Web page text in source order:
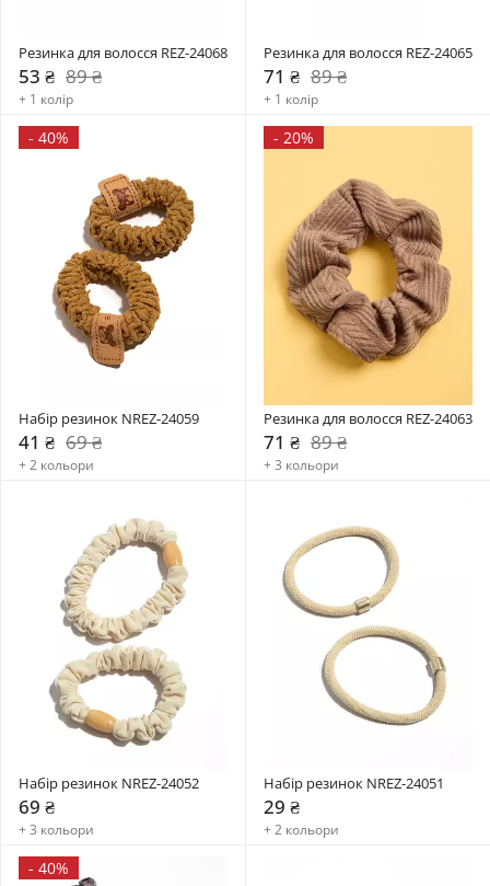
Резинка для волосся REZ-24068
53 ₴ 89 ₴
+ 1 колір
Резинка для волосся REZ-24065
71 ₴ 89 ₴
+ 1 колір
- 40%
Набір резинок NREZ-24059
41 ₴ 69 ₴
+ 2 кольори
- 20%
Резинка для волосся REZ-24063
71 ₴ 89 ₴
+ 3 кольори
Набір резинок NREZ-24052
69 ₴
+ 3 кольори
Набір резинок NREZ-24051
29 ₴
+ 2 кольори
- 40%